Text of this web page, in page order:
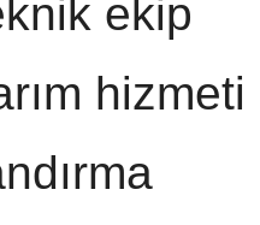
ekip
hizmeti